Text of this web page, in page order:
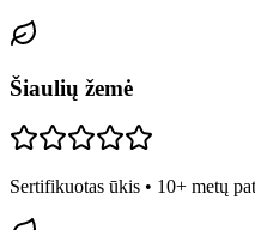
Šiaulių žemė
Sertifikuotas ūkis • 10+ metų